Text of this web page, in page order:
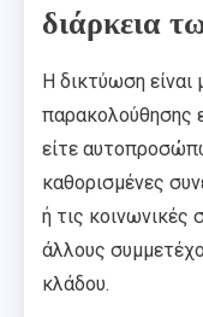
διάρκεια
Η δικτύωση είναι
παρακολούθησης
είτε
καθορισμένες
ή τις κοινωνικές
άλλους
κλάδου.